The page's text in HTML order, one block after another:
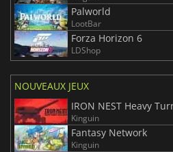
Palworld
LootBar
Forza Horizon 6
LDShop
NOUVEAUX JEUX
IRON NEST Heavy
Kinguin
Fantasy Network
Kinguin